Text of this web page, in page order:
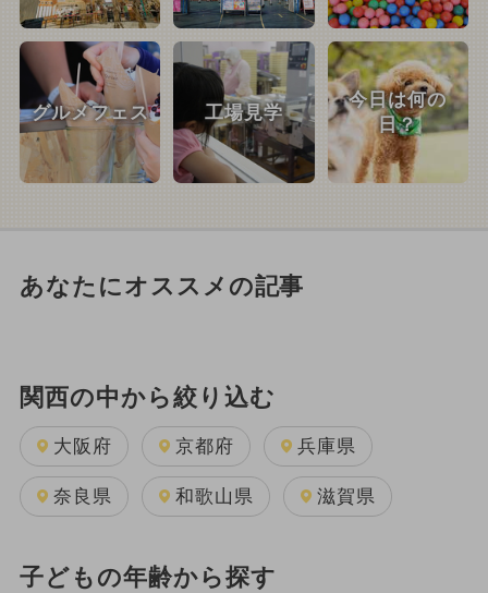
グルメフェス 工場見学
今日は何の
日？
あなたにオススメの記事
関西の中から絞り込む
大阪府 京都府 兵庫県
奈良県 和歌山県 滋賀県
子どもの年齢から探す